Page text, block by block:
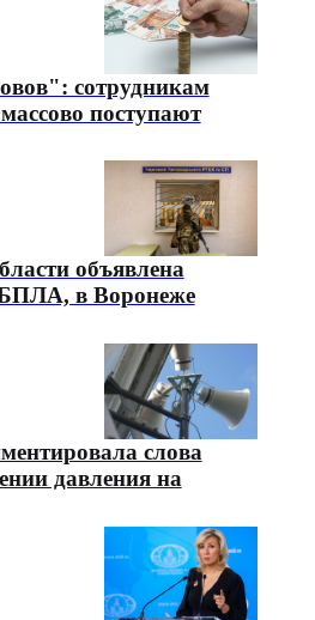
сотрудникам
поступают
объявлена
БПЛА, в Воронеже
слова
давления на